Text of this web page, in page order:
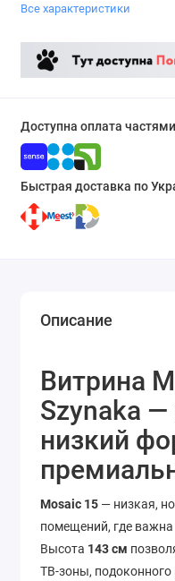
Все характеристики
Доступна оплата
Быстрая доставка по
Описание
Витрина
Szynaka
низкий
Mosaic 15 — низкая,
помещений, где
Высота 143 см
ТВ-зоны, подоконного